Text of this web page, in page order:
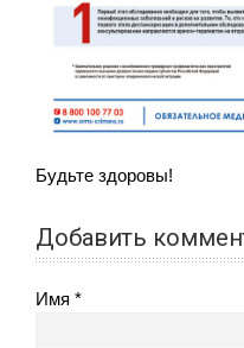
Будьте здоровы!
Добавить
Имя